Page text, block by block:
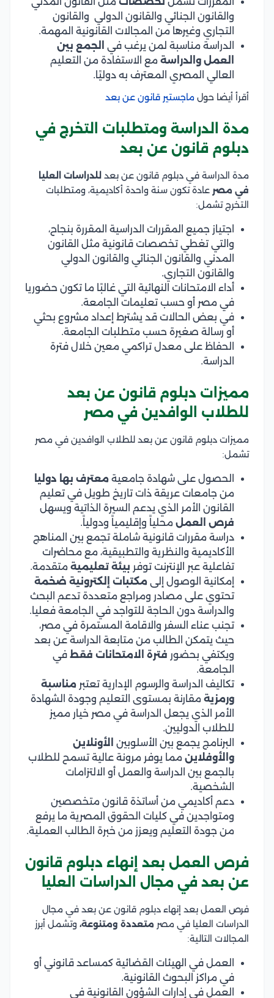
والقانون الجنائي والقانون الدولي والقانون
التجاري وغيرها من المجالات القانونية المهمة.
الدراسة مناسبة لمن يرغب في
الجمع بين
العمل والدراسة مع الاستفادة من التعليم
العالي المصري المعترف به دوليًا.
أقرأ أيضا حول ماجستير قانون عن بعد
مدة الدراسة ومتطلبات التخرج في
دبلوم قانون عن بعد
مدة الدراسة في دبلوم قانون عن بعد للدراسات العليا
في مصر عادة تكون سنة واحدة أكاديمية، ومتطلبات
التخرج تشمل:
اجتياز جميع المقررات الدراسية المقررة بنجاح،
والتي تغطي تخصصات قانونية مثل القانون
المدني والقانون الجنائي والقانون الدولي
والقانون التجاري.
أداء الامتحانات النهائية التي غالبًا ما تكون حضوريا
في مصر أو حسب تعليمات الجامعة.
في بعض الحالات قد يشترط إعداد مشروع بحثي
أو رسالة صغيرة حسب متطلبات الجامعة.
الحفاظ على معدل تراكمي معين خلال فترة
الدراسة.
مميزات دبلوم قانون عن بعد
للطلاب الوافدين في مصر
مميزات دبلوم قانون عن بعد للطلاب الوافدين في مصر
تشمل:
الحصول على شهادة جامعية معترف بها دوليا
من جامعات عريقة ذات تاريخ طويل في تعليم
القانون الأمر الذي يدعم السيرة الذاتية ويسهل
فرص العمل محلياً وإقليمياً ودولياً.
دراسة مقررات قانونية شاملة تجمع بين المناهج
الأكاديمية والنظرية والتطبيقية، مع محاضرات
تفاعلية عبر الإنترنت توفر بيئة تعليمية متقدمة.
إمكانية الوصول إلى مكتبات إلكترونية ضخمة
تحتوي على مصادر ومراجع متعددة تدعم البحث
والدراسة دون الحاجة للتواجد في الجامعة فعليا.
تجنب عناء السفر والاقامة المستمرة في مصر،
حيث يتمكن الطالب من متابعة الدراسة عن بعد
ويكتفي بحضور فترة الامتحانات فقط في
الجامعة.
تكاليف الدراسة والرسوم الإدارية تعتبر مناسبة
ورمزية مقارنة بمستوى التعليم وجودة الشهادة
الأمر الذي يجعل الدراسة في مصر خيار مميز
للطلاب الدوليين.
البرنامج يجمع بين الأسلوبين الأونلاين
والأوفلاين مما يوفر مرونة عالية تسمح للطلاب
بالجمع بين الدراسة والعمل أو الالتزامات
الشخصية.
دعم أكاديمي من أساتذة قانون متخصصين
ومتواجدين في كليات الحقوق المصرية ما يرفع
من جودة التعليم ويعزز من خبرة الطالب العملية.
فرص العمل بعد إنهاء دبلوم قانون
عن بعد في مجال الدراسات العليا
فرص العمل بعد إنهاء دبلوم قانون عن بعد في مجال
الدراسات العليا في مصر متعددة ومتنوعة، وتشمل أبرز
المجالات التالية:
العمل في الهيئات القضائية كمساعد قانوني أو
في مراكز البحوث القانونية.
العمل في إدارات الشؤون القانونية في